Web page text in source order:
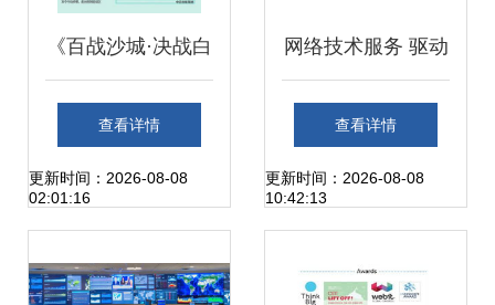
《百战沙城·决战白
日门》0.1折背后的
技术革命 一场悄然
查看详情
更新时间：2026-08-08
02:01:16
网络技术服务 驱动
数字未来的引擎
查看详情
更新时间：2026-08-08
10:42:13